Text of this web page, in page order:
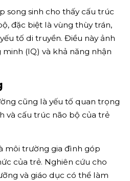
song sinh cho thấy cấu trúc
đặc biệt là vùng thùy trán,
tố di truyền. Điều này ảnh
(IQ) và khả năng nhận
cũng là yếu tố quan trọng
và cấu trúc não bộ của trẻ
môi trường gia đình góp
của trẻ. Nghiên cứu cho
và giáo dục có thể làm